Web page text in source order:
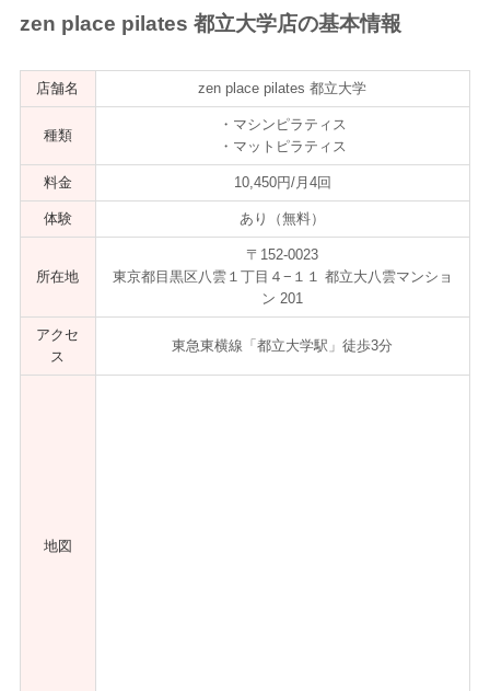
zen place pilates 都立大学店の基本情報
店舗名 zen place pilates 都立大学
種類
・マシンピラティス
・マットピラティス
料金 10,450円/月4回
体験 あり（無料）
所在地
〒152-0023
東京都目黒区八雲１丁目４−１１ 都立大八雲マンショ
ン 201
アクセ
ス
東急東横線「都立大学駅」徒歩3分
地図